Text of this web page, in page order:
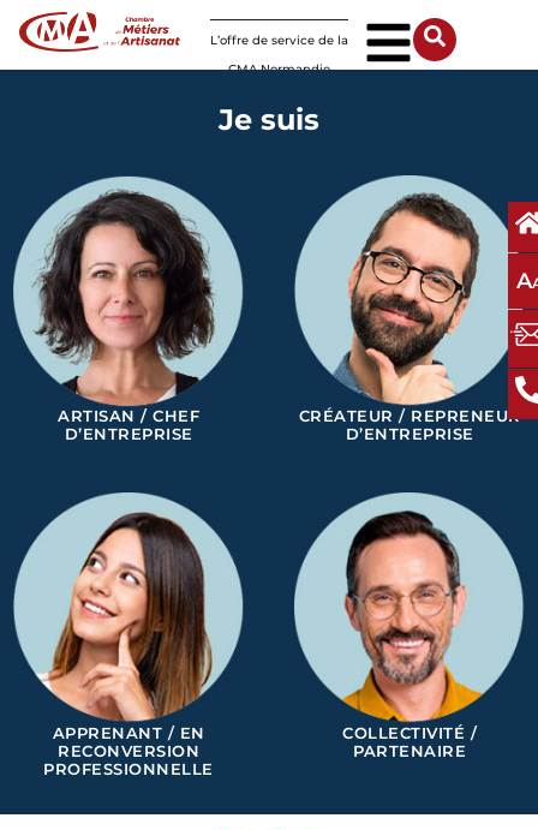
L’offre de service de la
CMA Normandie
A
Je suis
ARTISAN / CHEF
D’ENTREPRISE
CRÉATEUR / REPRENEUR
D’ENTREPRISE
APPRENANT / EN
RECONVERSION
PROFESSIONNELLE
COLLECTIVITÉ /
PARTENAIRE
Panneau de gestion des cookies